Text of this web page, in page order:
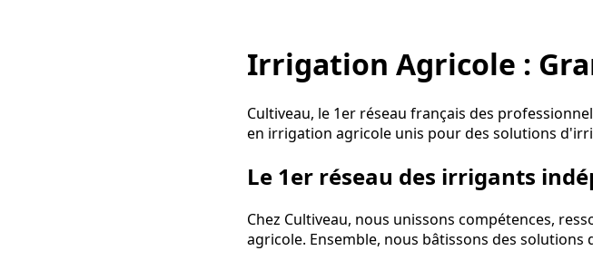
Irrigation Agricole :
Cultiveau, le 1er réseau français des
en irrigation agricole unis pour des solutions
Le 1er réseau des irrigants
Chez Cultiveau, nous unissons compétences,
agricole. Ensemble, nous bâtissons des solutions